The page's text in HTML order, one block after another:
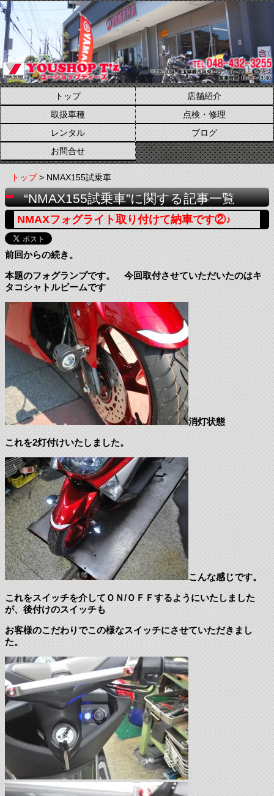
トップ
店舗紹介
取扱車種
点検・修理
レンタル
ブログ
お問合せ
トップ> NMAX155試乗車
“NMAX155試乗車”に関する記事一覧
NMAXフォグライト取り付けて納車です②♪
前回からの続き。
本題のフォグランプです。 今回取付させていただいたのはキ
タコシャトルビームです
消灯状態
これを2灯付けいたしました。
こんな感じです。
これをスイッチを介してＯＮ/ＯＦＦするようにいたしました
が、後付けのスイッチも
お客様のこだわりでこの様なスイッチにさせていただきまし
た。